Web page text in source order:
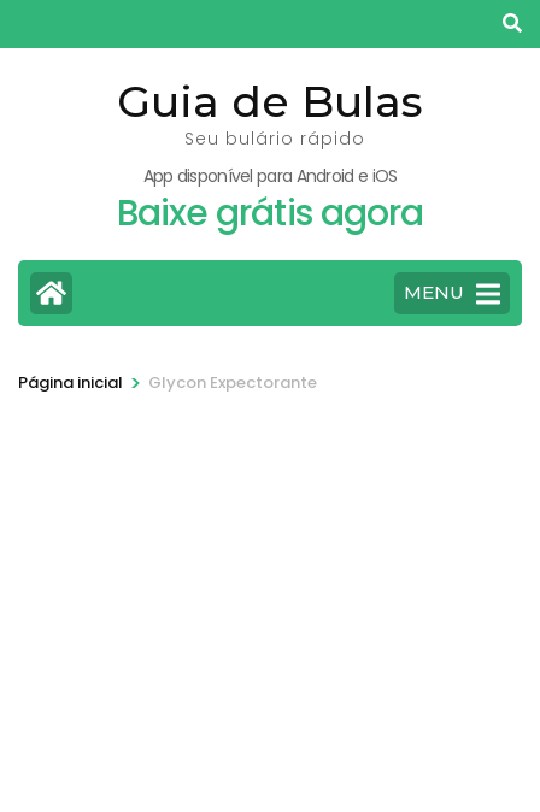
para
Guia de Bulas
Seu bulário rápido
App disponível para Android e iOS
Baixe grátis agora
MENU
Página inicial > Glycon Expectorante